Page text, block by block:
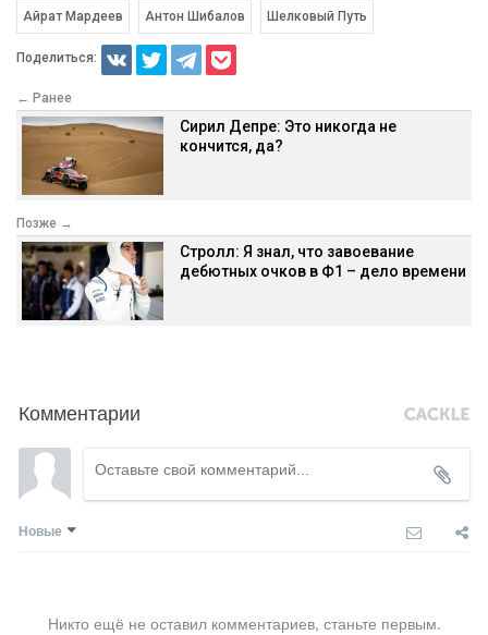
Айрат Мардеев Антон Шибалов Шелковый Путь
Поделиться:
← Ранее
Сирил Депре: Это никогда не
кончится, да?
Позже →
Стролл: Я знал, что завоевание
дебютных очков в Ф1 – дело времени
Комментарии
Новые
Никто ещё не оставил комментариев, станьте первым.